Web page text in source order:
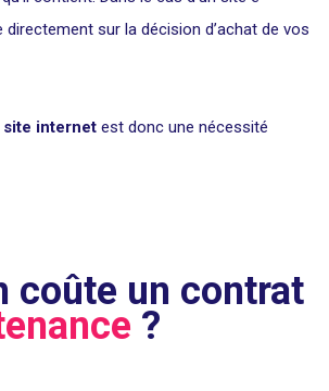
sur la décision d’achat de vos
site internet est donc une nécessité
coûte un contrat
?